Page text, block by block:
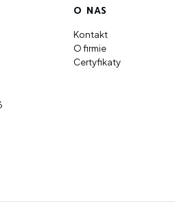
Linki w stopce
O NAS
Kontakt
O firmie
Certyfikaty